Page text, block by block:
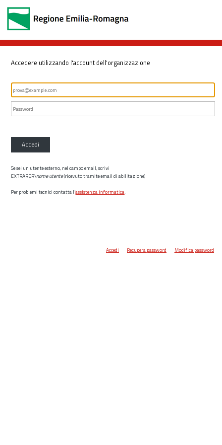
Accedere utilizzando l'account dell'organizzazione
Accedi
Se sei un utente esterno, nel campo email, scrivi
EXTRARER\nome utente(ricevuto tramite email di abilitazione)
Per problemi tecnici contatta l’assistenza informatica.
Accedi Recupera password Modifica password